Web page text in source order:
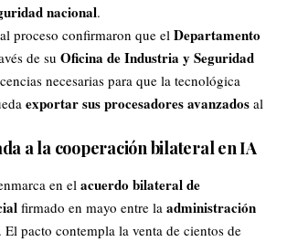
nacional.
proceso confirmaron que el Departamento
de su Oficina de Industria y Seguridad
necesarias para que la tecnológica
exportar sus procesadores avanzados al
a la cooperación bilateral en IA
en el acuerdo bilateral de
firmado en mayo entre la administración
pacto contempla la venta de cientos de